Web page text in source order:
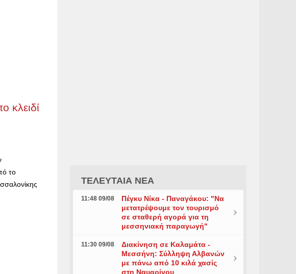
κλειδί
το
ΤΕΛΕΥΤΑΙΑ ΝΕΑ
11:48 09/08
Πέγκυ Νίκα - Παναγάκου: "Να
μετατρέψουμε τον τουρισμό
σε σταθερή αγορά για τη
μεσσηνιακή παραγωγή"
11:30 09/08
Διακίνηση σε Καλαμάτα -
Μεσσήνη: Σύλληψη Αλβανών
με πάνω από 10 κιλά χασίς
στη Ναυαρίνου